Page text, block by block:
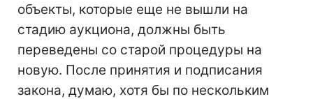
объекты, которые еще не вышли на
стадию аукциона, должны быть
переведены со старой процедуры на
новую. После принятия и подписания
закона, думаю, хотя бы по нескольким